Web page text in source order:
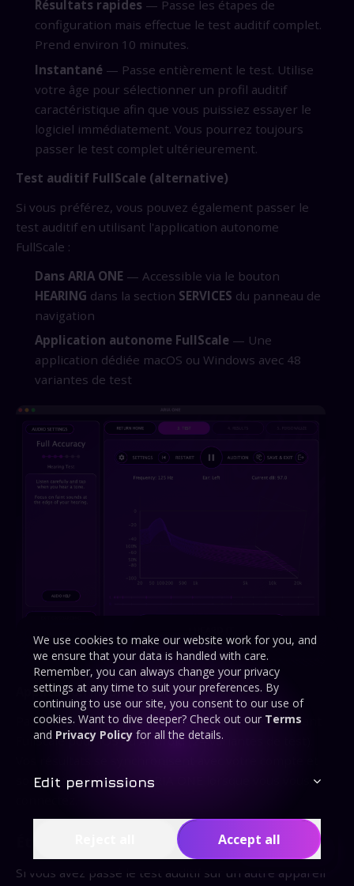
Contents
Résultats rapides — Passe les étapes de
configuration mais effectue le test auditif complet.
Prend environ 10 minutes.
Instantané — Passe entièrement le test. Utilise
votre âge pour sélectionner un profil auditif
caractéristique afin que vous puissiez essayer le
logiciel immédiatement. Vous pourrez toujours
passer le test complet ultérieurement.
Test auditif FullScale (alternative)
Si vous préférez, vous pouvez également passer le
test auditif en utilisant l'application autonome
FullScale :
Dans ARIA ONE — Accessible via le bouton
HEARING dans la section SERVICES du panneau de
navigation
Application autonome FullScale — Une
application dédiée macOS ou Windows avec 48
variantes de test
Application mobile FullScale
Passez le test auditif sur votre téléphone en utilisant
FullScale pour iOS ou Android (24 variantes de test).
sont disponibles dans ARIA ONE lorsque vous vous
Étape 5 : Synchroniser vos profils
Si vous avez passé le test auditif sur un autre appareil
We use cookies to make our website work for you, and
we ensure that your data is handled with care.
Remember, you can always change your privacy
settings at any time to suit your preferences. By
continuing to use our site, you consent to our use of
cookies. Want to dive deeper? Check out our Terms
and Privacy Policyfor all the details.
Edit permissions
Accept all